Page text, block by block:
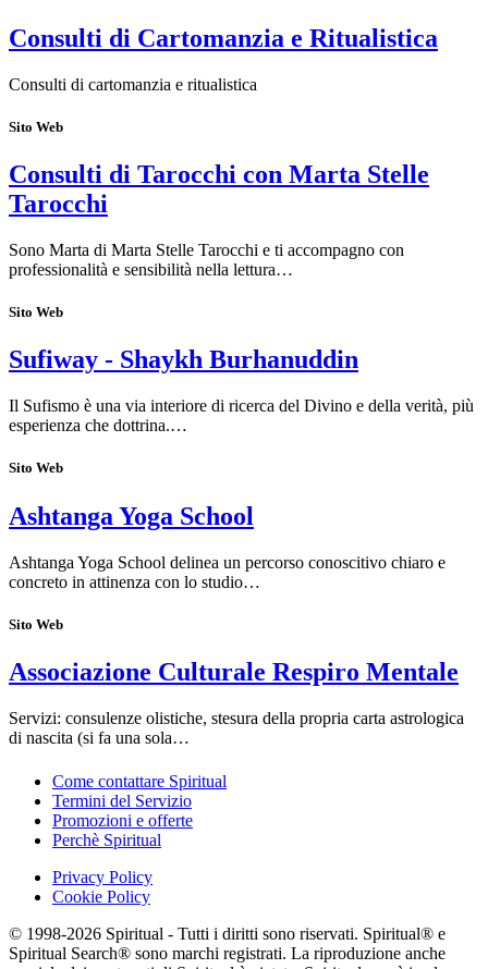
Consulti di Cartomanzia e Ritualistica
Consulti di cartomanzia e ritualistica
Sito Web
Consulti di Tarocchi con Marta Stelle
Tarocchi
Sono Marta di Marta Stelle Tarocchi e ti accompagno con
professionalità e sensibilità nella lettura…
Sito Web
Sufiway - Shaykh Burhanuddin
Il Sufismo è una via interiore di ricerca del Divino e della verità, più
esperienza che dottrina.…
Sito Web
Ashtanga Yoga School
Ashtanga Yoga School delinea un percorso conoscitivo chiaro e
concreto in attinenza con lo studio…
Sito Web
Associazione Culturale Respiro Mentale
Servizi: consulenze olistiche, stesura della propria carta astrologica
di nascita (si fa una sola…
Come contattare Spiritual
Termini del Servizio
Promozioni e offerte
Perchè Spiritual
Privacy Policy
Cookie Policy
© 1998-2026 Spiritual - Tutti i diritti sono riservati. Spiritual® e
Spiritual Search® sono marchi registrati. La riproduzione anche